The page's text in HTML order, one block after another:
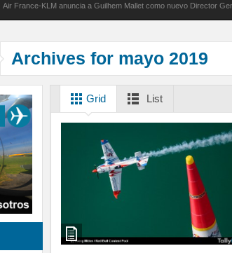
a Guilhem Mallet como nuevo Director General para
Archives for mayo 2019
Grid List